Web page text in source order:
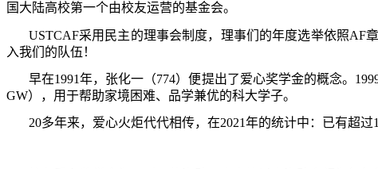
国大陆高校第一个由校友运营的基金会。
USTCAF采用民主的理事会制度，理事们的年度选举依照AF
入我们的队伍！
早在1991年，张化一（774）便提出了爱心奖学金的概念。
GW），用于帮助家境困难、品学兼优的科大学子。
20多年来，爱心火炬代代相传，在2021年的统计中：已有超过